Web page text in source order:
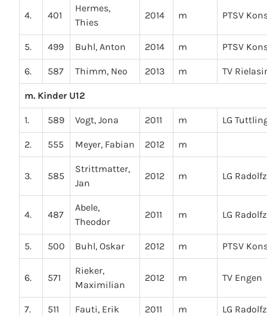
4. 401
Hermes,
Thies
2014 m PTSV
5. 499 Buhl, Anton 2014 m PTSV
6. 587 Thimm, Neo 2013 m TV
m. Kinder U12
1. 589 Vogt, Jona 2011 m LG
2. 555 Meyer, Fabian 2012 m
3. 585
Strittmatter,
Jan
2012 m LG
4. 487
Abele,
Theodor
2011 m LG
5. 500 Buhl, Oskar 2012 m PTSV
6. 571
Rieker,
Maximilian
2012 m TV Engen
7. 511 Fauti, Erik 2011 m LG